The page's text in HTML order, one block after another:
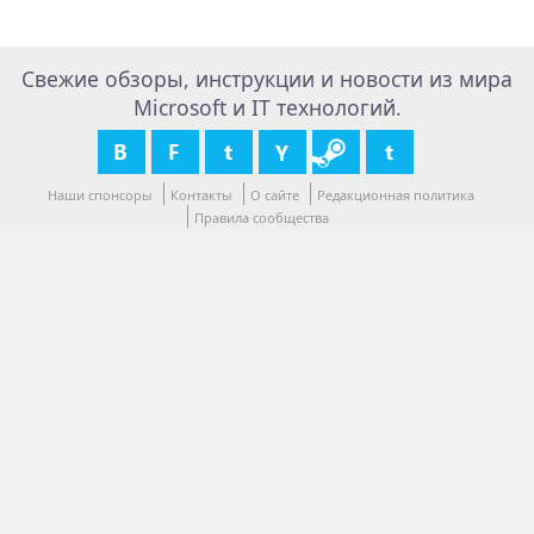
Свежие обзоры, инструкции и новости из мира
Microsoft и IT технологий.
Наши спонсоры Контакты О сайте
Редакционная политика
Правила сообщества